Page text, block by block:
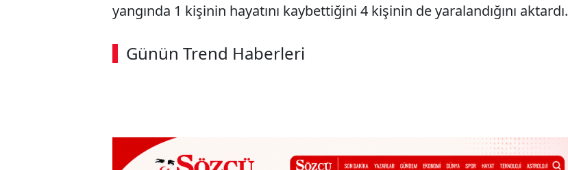
yangında 1 kişinin hayatını kaybettiğini 4 kişinin de yaralandığını aktardı.
Günün Trend Haberleri